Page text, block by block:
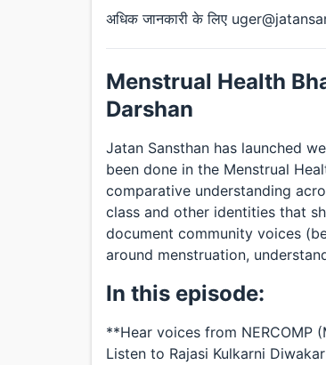
अधिक जानकारी के लिए
Menstrual Health
Darshan
Jatan Sansthan has launched
been done in the Menstrual
comparative understanding
class and other identities that
document community voices
around menstruation,
In this episode:
**Hear voices from NERCOMP
Listen to Rajasi Kulkarni